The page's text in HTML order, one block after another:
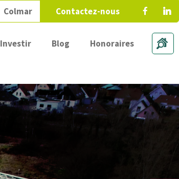
Investir Blog Honoraires
Colmar Contactez-nous